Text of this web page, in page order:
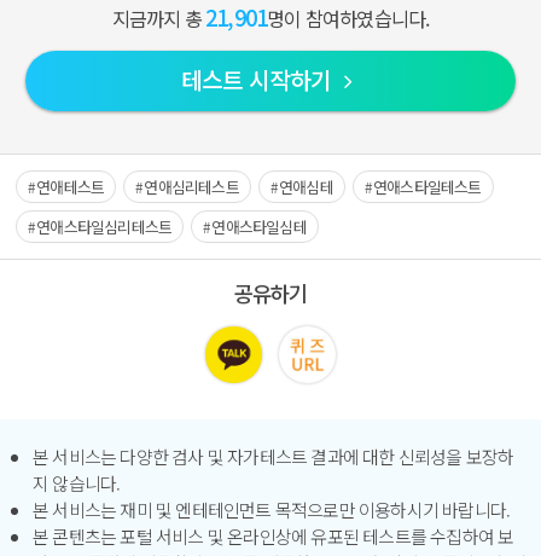
지금까지 총21,901명이 참여하였습니다.
테스트 시작하기
연애테스트 연애심리테스트 연애심테
연애스타일테스트
연애스타일심리테스트
연애스타일심테
공유하기
본 서비스는 다양한 검사 및 자가테스트 결과에 대한 신뢰성을 보장하
지 않습니다.
본 서비스는 재미 및 엔테테인먼트 목적으로만 이용하시기 바랍니다.
본 콘텐츠는 포털 서비스 및 온라인상에 유포된 테스트를 수집하여 보